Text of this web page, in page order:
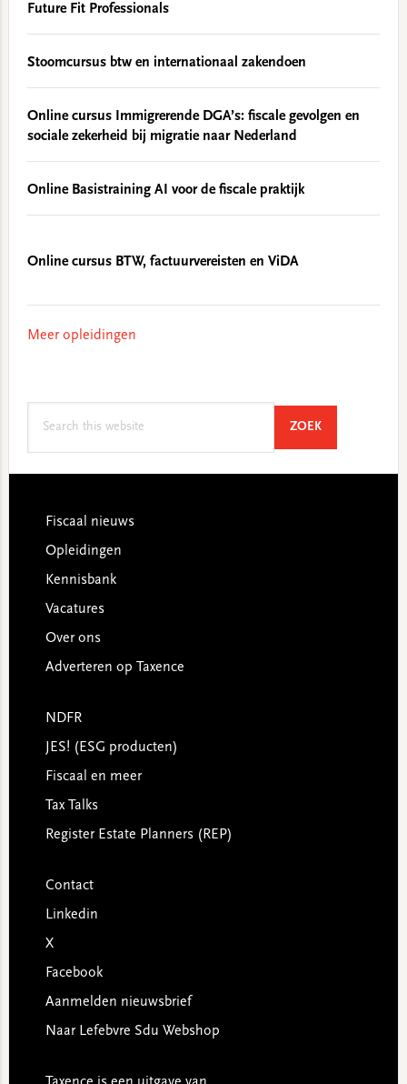
Future Fit Professionals
Stoomcursus btw en internationaal zakendoen
Online cursus Immigrerende DGA’s: fiscale gevolgen en
sociale zekerheid bij migratie naar Nederland
Online Basistraining AI voor de fiscale praktijk
Online cursus BTW, factuurvereisten en ViDA
Meer opleidingen
ZOEKSEARCH
Footer
Fiscaal nieuws
Opleidingen
Kennisbank
Vacatures
Over ons
Adverteren op Taxence
NDFR
JES! (ESG producten)
Fiscaal en meer
Tax Talks
Register Estate Planners (REP)
Contact
Linkedin
X
Facebook
Aanmelden nieuwsbrief
Naar Lefebvre Sdu Webshop